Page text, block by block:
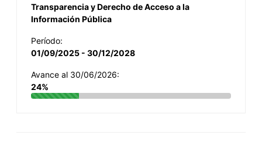
Transparencia y Derecho de Acceso a la
Información Pública
Período:
01/09/2025 - 30/12/2028
Avance al 30/06/2026:
24%